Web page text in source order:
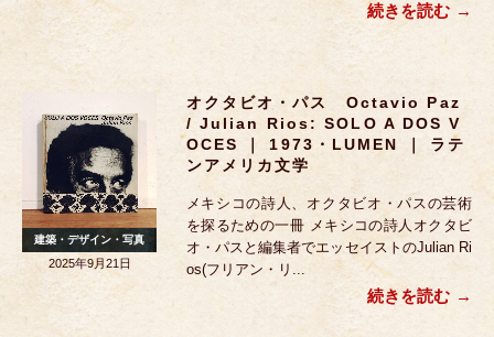
続きを読む
オクタビオ・パス Octavio Paz
/ Julian Rios: SOLO A DOS V
OCES ｜ 1973・LUMEN ｜ ラテ
ンアメリカ文学
メキシコの詩人、オクタビオ・パスの芸術
を探るための一冊 メキシコの詩人オクタビ
オ・パスと編集者でエッセイストのJulian Ri
os(フリアン・リ...
続きを読む
建築・デザイン・写真
2025年9月21日